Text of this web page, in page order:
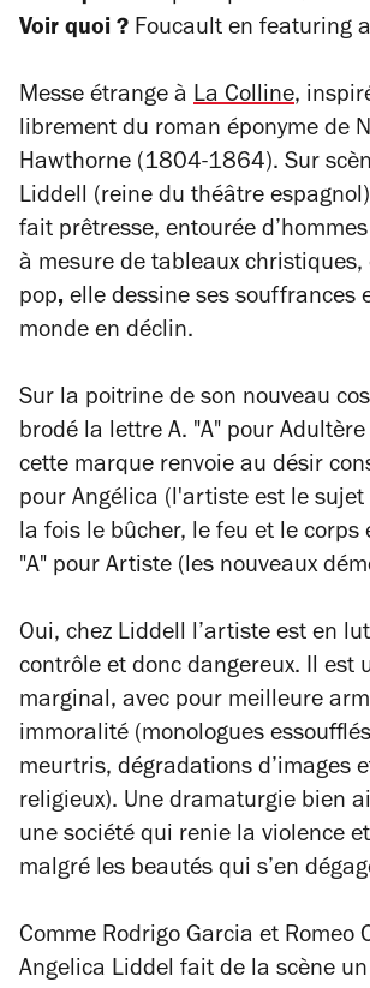
Voir quoi ? Foucault en featuring
Messe étrange à La Colline,
librement du roman éponyme de
Hawthorne (1804-1864). Sur
Liddell (reine du théâtre
fait prêtresse, entourée
à mesure de tableaux christiques,
pop, elle dessine ses souffrances
monde en déclin.
Sur la poitrine de son nouveau
brodé la lettre A. "A" pour
cette marque renvoie au désir
pour Angélica (l'artiste est le sujet
la fois le bûcher, le feu et le corps
"A" pour Artiste (les nouveaux
Oui, chez Liddell l’artiste est en
contrôle et donc dangereux. Il est
marginal, avec pour meilleure
immoralité (monologues
meurtris, dégradations d’images
religieux). Une dramaturgie bien
une société qui renie la violence
malgré les beautés qui s’en
Comme Rodrigo Garcia et Romeo
Angelica Liddel fait de la scène